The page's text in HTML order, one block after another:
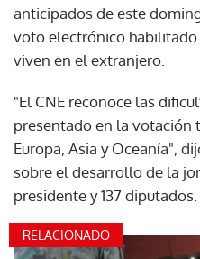
anticipados de este
voto electrónico
viven en el extranjero.
"El CNE reconoce las
presentado en la votación
Europa, Asia y Oceanía",
sobre el desarrollo de la
presidente y 137 diputados.
RELACIONADO